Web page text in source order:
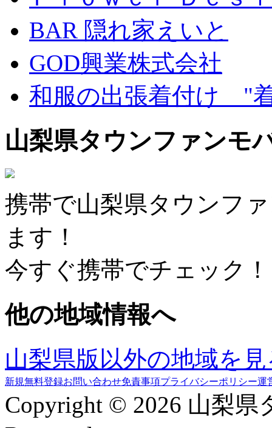
BAR 隠れ家えいと
GOD興業株式会社
和服の出張着付け "
山梨県タウンファンモ
携帯で山梨県タウンフ
ます！
今すぐ携帯でチェック！
他の地域情報へ
山梨県版以外の地域を
新規無料登録お問い合わせ免責事項プライバシーポリシー運
Copyright © 2026 山梨